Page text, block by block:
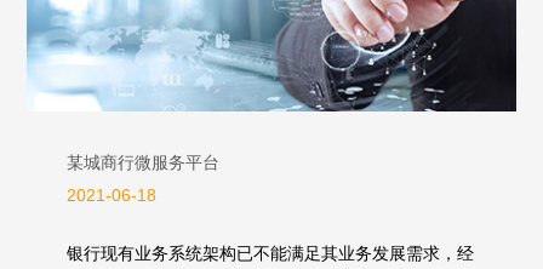
某城商行微服务平台
2021-06-18
银行现有业务系统架构已不能满足其业务发展需求，经